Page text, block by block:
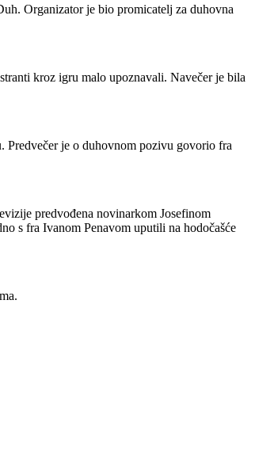
Organizator je bio promicatelj za duhovna
kroz igru malo upoznavali. Navečer je bila
Predvečer je o duhovnom pozivu govorio fra
predvođena novinarkom Josefinom
s fra Ivanom Penavom uputili na hodočašće